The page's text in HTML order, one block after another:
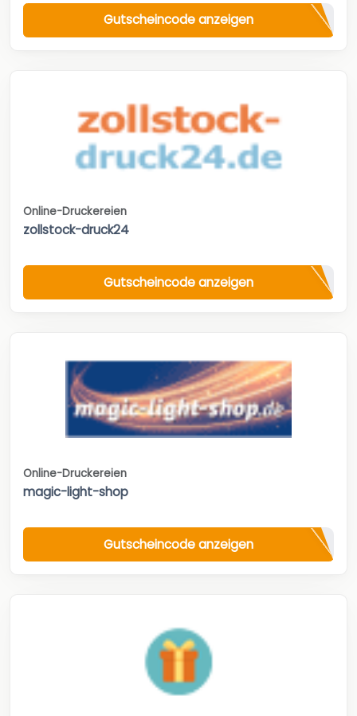
Gutscheincode anzeigen
Online-Druckereien
zollstock-druck24
Gutscheincode anzeigen
Online-Druckereien
magic-light-shop
Gutscheincode anzeigen